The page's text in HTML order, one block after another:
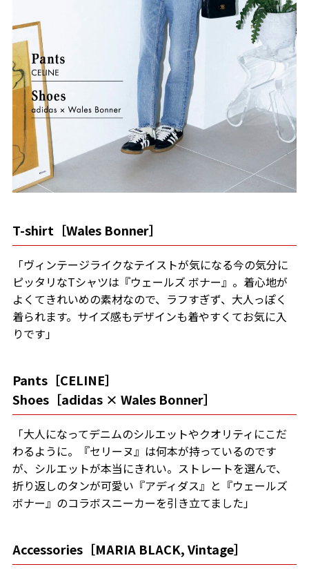
T-shirt［Wales Bonner］
「ヴィンテージライクなテイストが気になる今の気分に
ピッタリなTシャツは『ウェールズ ボナー』。着心地が
よくてきれいめの素材なので、ラフすぎず、大人っぽく
着られます。サイズ感もデザインも着やすくてお気に入
りです」
Pants［CELINE］
Shoes［adidas × Wales Bonner］
「大人になってデニムのシルエットやクオリティにこだ
わるように。『セリーヌ』は何本が持っているのです
が、シルエットが本当にきれい。ストレートを選んで、
折り返しのタンが可愛い『アディダス』と『ウェールズ
ボナー』のコラボスニーカーを引き立てました」
Accessories［MARIA BLACK, Vintage］